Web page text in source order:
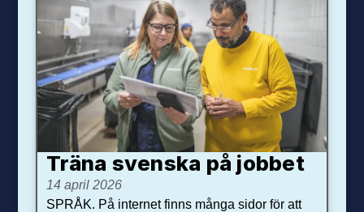
Träna svenska på jobbet
14 april 2026
SPRÅK. På internet finns många sidor för att